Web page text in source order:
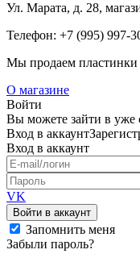
Ул. Марата, д. 28,
Телефон: +7 (995) 997-
Мы продаем пластинки
О магазине
Войти
Вы можете зайти в уже
Вход в аккаунт
Вход в аккаунт
VK
Войти в аккаунт
Запомнить меня
Забыли пароль?